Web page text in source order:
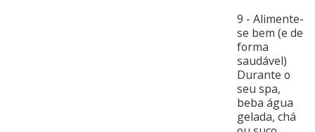
9 - Alimente-
se bem (e de
forma
saudável)
Durante o
seu spa,
beba água
gelada, chá